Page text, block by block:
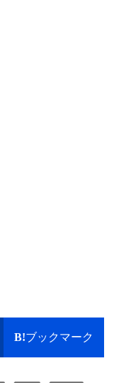
ブックマーク